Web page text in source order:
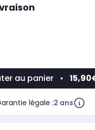
au panier •
légale :2 ans